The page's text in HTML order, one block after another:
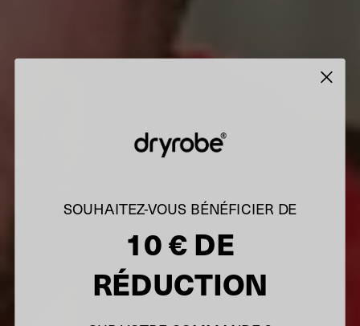
SOUHAITEZ-VOUS BÉNÉFICIER DE
10 € DE
RÉDUCTION